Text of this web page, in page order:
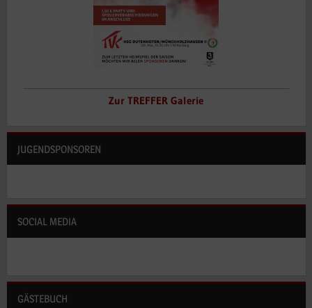
Zur TREFFER Galerie
JUGENDSPONSOREN
SOCIAL MEDIA
GÄSTEBUCH